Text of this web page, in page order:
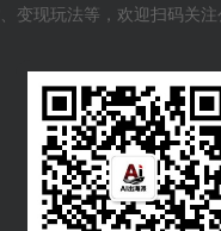
现玩法等，欢迎扫码关注